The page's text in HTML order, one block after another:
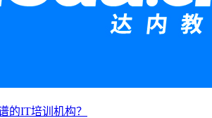
的IT培训机构？